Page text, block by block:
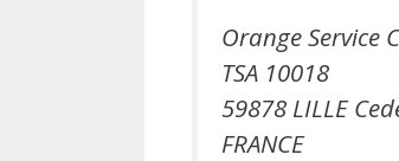
Orange Service
TSA 10018
59878 LILLE
FRANCE